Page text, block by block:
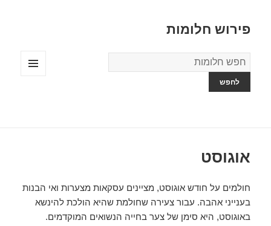
פירוש חלומות
מילון
החלומות
אוגוסט
חולמים על חודש אוגוסט, מציינים עסקאות מצערות ואי הבנות
בענייני אהבה. עבור צעירה שחולמת שהיא הולכת להינשא
באוגוסט, היא סימן של צער בחייה הנשואים המוקדמים.